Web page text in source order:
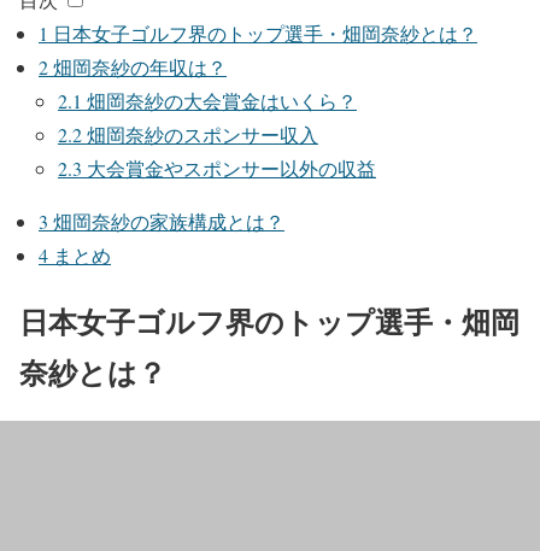
1 日本女子ゴルフ界のトップ選手・畑岡奈紗とは？
2畑岡奈紗の年収は？
2.1 畑岡奈紗の大会賞金はいくら？
2.2畑岡奈紗のスポンサー収入
2.3 大会賞金やスポンサー以外の収益
3 畑岡奈紗の家族構成とは？
4 まとめ
日本女子ゴルフ界のトップ選手・畑岡
奈紗とは？